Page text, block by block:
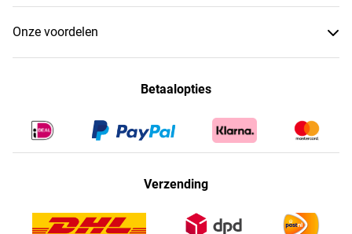
Onze voordelen
Betaalopties
Verzending